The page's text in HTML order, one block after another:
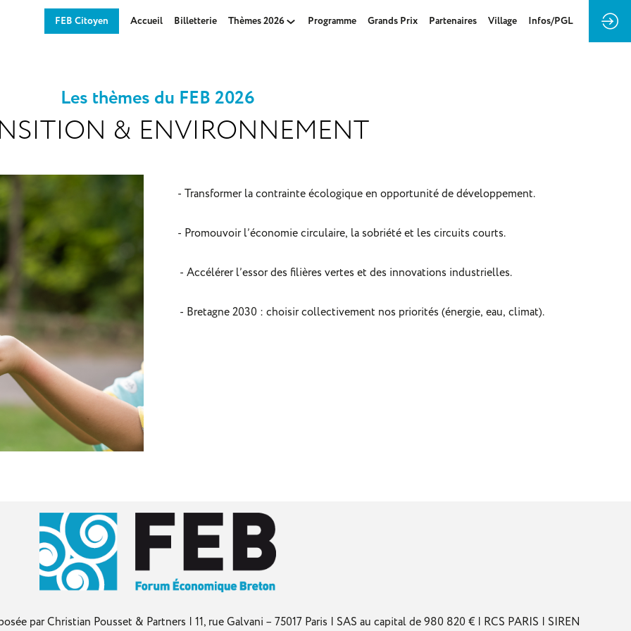
FEB Citoyen Accueil Billetterie Thèmes 2026 Programme Grands Prix Partenaires Village Infos/PGL
Les thèmes du FEB 2026
& ENVIRONNEMENT
- Transformer la contrainte écologique en opportunité de développement.
- Promouvoir l’économie circulaire, la sobriété et les circuits courts.
- Accélérer l’essor des filières vertes et des innovations industrielles.
- Bretagne 2030 : choisir collectivement nos priorités (énergie, eau, climat).
par Christian Pousset & Partners | 11, rue Galvani – 75017 Paris | SAS au capital de 980 820 € | RCS PARIS | SIREN